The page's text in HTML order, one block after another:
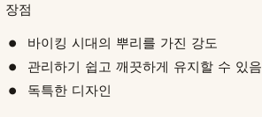
장점
바이킹 시대의 뿌리를 가진 강도
관리하기 쉽고 깨끗하게 유지할 수 있음
독특한 디자인